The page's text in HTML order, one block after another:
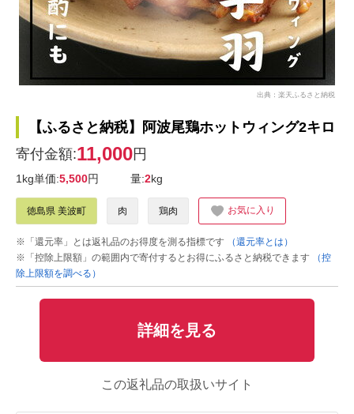
出典：楽天ふるさと納税
【ふるさと納税】阿波尾鶏ホットウィング2キロ
寄付金額:11,000円
1kg単価:5,500円 量:2kg
徳島県 美波町 肉 鶏肉 お気に入り
※「還元率」とは返礼品のお得度を測る指標です
（還元率とは）
※「控除上限額」の範囲内で寄付するとお得にふるさと納税できます
（控
除上限額を調べる）
詳細を見る
この返礼品の取扱いサイト